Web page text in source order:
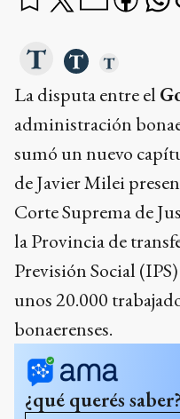
La disputa entre el
administración
sumó un nuevo
de Javier Milei
Corte Suprema de
la Provincia de
Previsión Social
unos 20.000
bonaerenses.
¿qué querés saber?